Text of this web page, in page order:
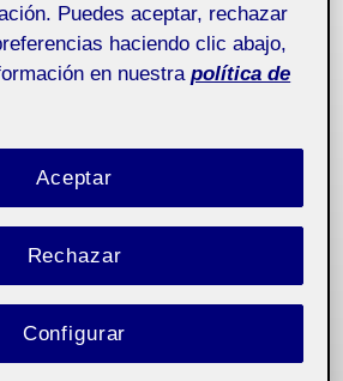
Puedes aceptar, rechazar
haciendo clic abajo,
en nuestra política de
Rechazar
Aceptar
Configurar